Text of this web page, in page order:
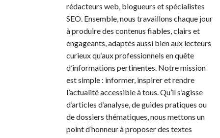
rédacteurs web, blogueurs et spécialistes
SEO. Ensemble, nous travaillons chaque jour
à produire des contenus fiables, clairs et
engageants, adaptés aussi bien aux lecteurs
curieux qu’aux professionnels en quête
d’informations pertinentes. Notre mission
est simple : informer, inspirer et rendre
l’actualité accessible à tous. Qu’il s’agisse
d’articles d’analyse, de guides pratiques ou
de dossiers thématiques, nous mettons un
point d’honneur à proposer des textes